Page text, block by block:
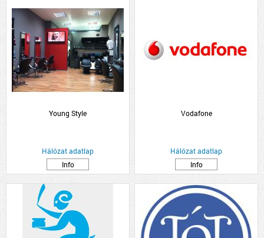
Young Style
Hálózat adatlap
Info
Vodafone
Hálózat adatlap
Info